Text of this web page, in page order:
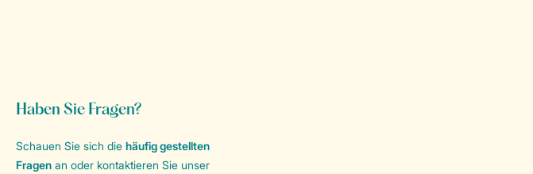
Haben Sie Fragen?
Schauen Sie sich die häufig gestellten
Fragen an oder kontaktieren Sie unser